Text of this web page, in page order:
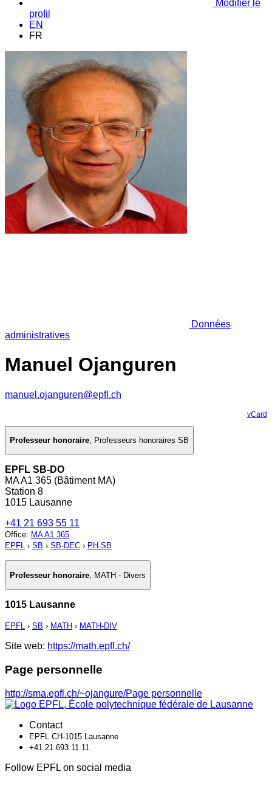
Modifier le
profil
EN
FR
Données
administratives
Manuel Ojanguren
manuel.ojanguren@epfl.ch
vCard
Professeur honoraire, Professeurs honoraires SB
EPFL SB-DO
MA A1 365 (Bâtiment MA)
Station 8
1015 Lausanne
+41 21 693 55 11
Office: MA A1 365
EPFL › SB › SB-DEC › PH-SB
Professeur honoraire MATH - Divers
1015 Lausanne
EPFL › SB › MATH › MATH-DIV
Site web: https://math.epfl.ch/
Page personnelle
http://sma.epfl.ch/~ojangure/Page personnelle
Contact
EPFL CH-1015 Lausanne
+41 21 693 11 11
Follow EPFL on social media